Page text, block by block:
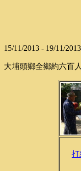
15/11/2013 - 19/11/
大埔頭鄉全鄉約六百
打